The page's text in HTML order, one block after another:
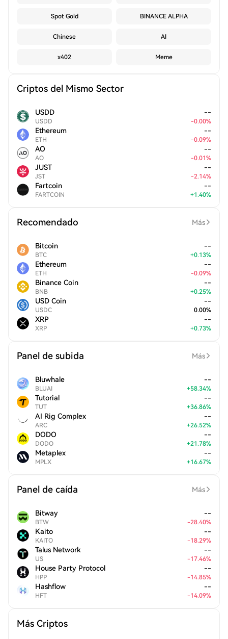
Spot Gold BINANCE ALPHA
Chinese AI
x402 Meme
Criptos del Mismo Sector
USDD
USDD
--
-0.00%
Ethereum
ETH
--
-0.09%
AO
AO
--
-0.01%
JUST
JST
--
-2.14%
Fartcoin
FARTCOIN
--
+1.40%
Recomendado Más
Bitcoin
BTC
--
+0.13%
Ethereum
ETH
--
-0.09%
Binance Coin
BNB
--
+0.25%
USD Coin
USDC
--
0.00%
XRP
XRP
--
+0.73%
Panel de subida Más
Bluwhale
BLUAI
--
+58.34%
Tutorial
TUT
--
+36.86%
AI Rig Complex
ARC
--
+26.52%
DODO
DODO
--
+21.78%
Metaplex
MPLX
--
+16.67%
Panel de caída Más
Bitway
BTW
--
-28.40%
Kaito
KAITO
--
-18.29%
Talus Network
US
--
-17.46%
House Party Protocol
HPP
--
-14.85%
Hashflow
HFT
--
-14.09%
Más Criptos